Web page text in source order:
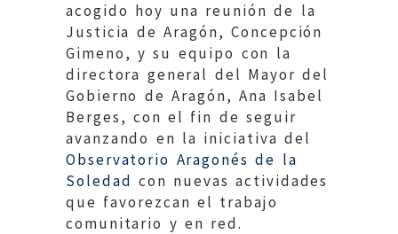
acogido hoy una reunión de la
Justicia de Aragón, Concepción
Gimeno, y su equipo con la
directora general del Mayor del
Gobierno de Aragón, Ana Isabel
Berges, con el fin de seguir
avanzando en la iniciativa del
Observatorio Aragonés de la
Soledad con nuevas actividades
que favorezcan el trabajo
comunitario y en red.